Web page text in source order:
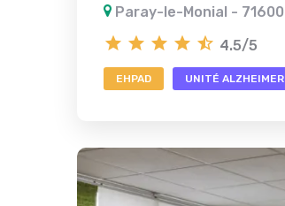
Paray-le-Monial - 71600
4.5/5
EHPAD UNITÉ ALZHEIMER